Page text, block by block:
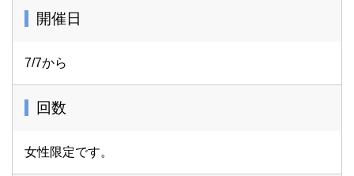
開催日
7/7から
回数
女性限定です。